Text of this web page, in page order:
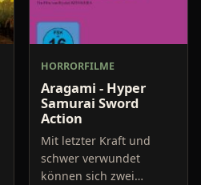
HORRORFILME
Aragami - Hyper
Samurai Sword
Action
Mit letzter Kraft und
schwer verwundet
können sich zwei